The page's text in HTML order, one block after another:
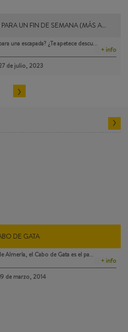
UN FIN DE SEMANA (MÁS A…
una escapada? ¿Te apetece descu…
+ info
de julio, 2023
DE GATA
Almería, el Cabo de Gata es el pa…
+ info
de marzo, 2014